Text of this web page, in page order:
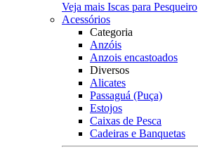
Veja mais Iscas para Pesqueiro
Acessórios
Categoria
Anzóis
Anzois encastoados
Diversos
Alicates
Passaguá (Puça)
Estojos
Caixas de Pesca
Cadeiras e Banquetas